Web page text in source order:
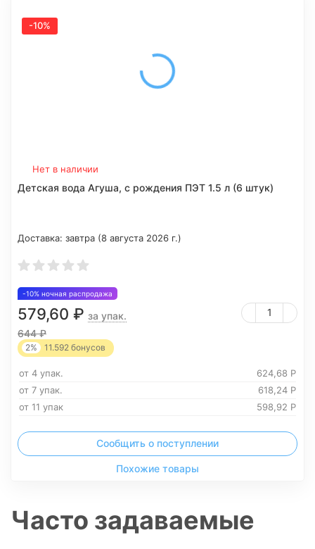
-10%
Нет в наличии
Детская вода Агуша, c рождения ПЭТ 1.5 л (6 штук)
Доставка: завтра (8 августа 2026 г.)
-10% ночная распродажа
579,60 ₽ за упак.
644₽
2% 11.592 бонусов
от 4 упак. 624,68 Р
от 7 упак.
618,24 Р
от 11 упак
598,92 Р
Сообщить о поступлении
Похожие товары
Часто задаваемые